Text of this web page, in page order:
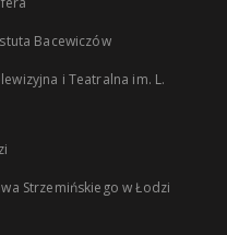
Bacewiczów
i Teatralna im. L.
Strzemińskiego w Łodzi